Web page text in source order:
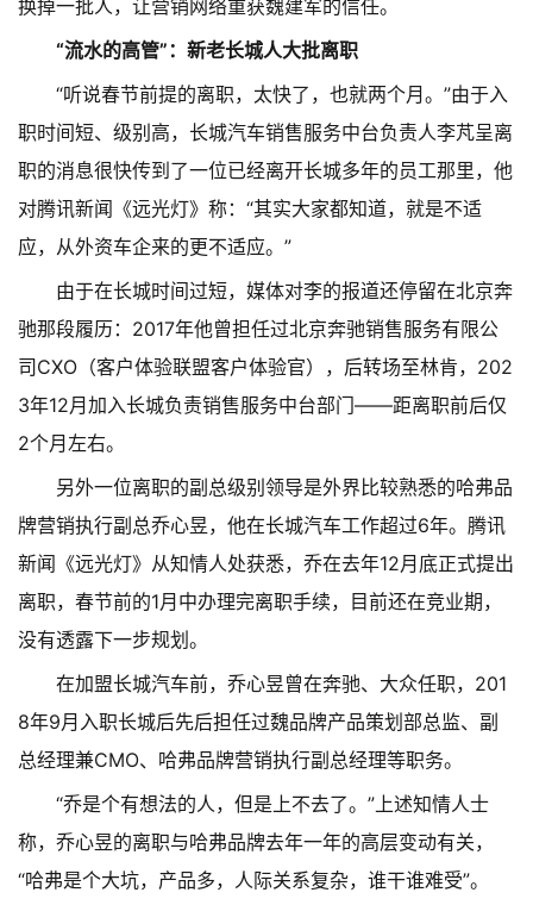
换掉一批人，让营销网络重获魏建军的信任。
“流水的高管”：新老长城人大批离职
“听说春节前提的离职，太快了，也就两个月。”由于入
职时间短、级别高，长城汽车销售服务中台负责人李芃呈离
职的消息很快传到了一位已经离开长城多年的员工那里，他
对腾讯新闻《远光灯》称：“其实大家都知道，就是不适
应，从外资车企来的更不适应。”
由于在长城时间过短，媒体对李的报道还停留在北京奔
驰那段履历：2017年他曾担任过北京奔驰销售服务有限公
司CXO（客户体验联盟客户体验官），后转场至林肯，202
3年12月加入长城负责销售服务中台部门——距离职前后仅
2个月左右。
另外一位离职的副总级别领导是外界比较熟悉的哈弗品
牌营销执行副总乔心昱，他在长城汽车工作超过6年。腾讯
新闻《远光灯》从知情人处获悉，乔在去年12月底正式提出
离职，春节前的1月中办理完离职手续，目前还在竞业期，
没有透露下一步规划。
在加盟长城汽车前，乔心昱曾在奔驰、大众任职，201
8年9月入职长城后先后担任过魏品牌产品策划部总监、副
总经理兼CMO、哈弗品牌营销执行副总经理等职务。
“乔是个有想法的人，但是上不去了。”上述知情人士
称，乔心昱的离职与哈弗品牌去年一年的高层变动有关，
“哈弗是个大坑，产品多，人际关系复杂，谁干谁难受”。